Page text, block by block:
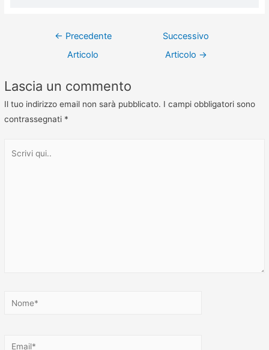
← Precedente
Articolo
Successivo
Articolo →
Lascia un commento
Il tuo indirizzo email non sarà pubblicato. I campi obbligatori sono
contrassegnati *